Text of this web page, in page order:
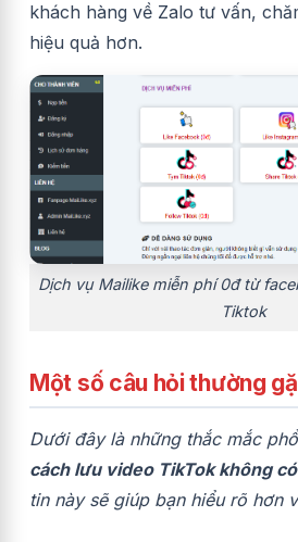
khách hàng về Zalo tư vấn,
hiệu quả hơn.
Dịch vụ Mailike miễn phí 0đ từ
Tiktok
Một số câu hỏi thường
Dưới đây là những thắc mắc
cách lưu video TikTok không
tin này sẽ giúp bạn hiểu rõ hơn